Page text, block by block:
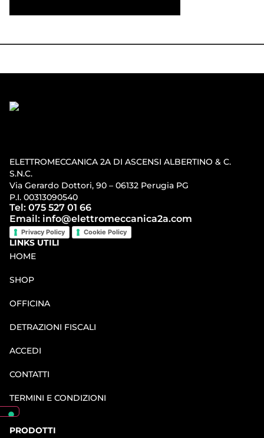
ELETTROMECCANICA 2A DI ASCENSI ALBERTINO & C.
S.N.C.
Via Gerardo Dottori, 90 – 06132 Perugia PG
P.I. 00313090540
Tel: 075 527 01 66
Email: info@elettromeccanica2a.com
Privacy Policy Cookie Policy
LINKS UTILI
HOME
SHOP
OFFICINA
DETRAZIONI FISCALI
ACCEDI
CONTATTI
TERMINI E CONDIZIONI
PRODOTTI